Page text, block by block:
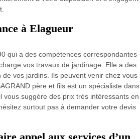
à Elagueur
qui a des compétences correspondantes
vos travaux de jardinage. Elle a des
vos jardins. Ils peuvent venir chez vous
père et fils est un spécialiste dans
suggère des prix très intéressants en
surtout pas à demander votre devis